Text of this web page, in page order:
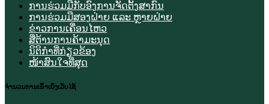
ການຮ່ວມມືກັບອົງການຈັດຕັ້ງສາກົນ
ການຮ່ວມມືສອງຝ່າຍ ແລະ ຫຼາຍຝ່າຍ
ຂ່າວການເຄື່ອນໄຫວ
ສື່ຕ້ານການຄ້າມະນຸດ
ນິຕິກຳທີ່ກ່ຽວຂ້ອງ
ໜ້າສົນໃຈທີ່ສຸດ
ຈຳນວນການເຂົ້າເບິ່ງເວັບໄຊ້